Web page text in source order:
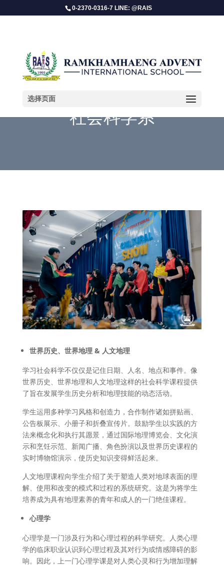
0-2370-0316-7 LINE: @RAIS
选择页面
社会科学系
世界历史、世界地理& 人文地理
学习社会科学不仅仅是记住日期、人名、地点和事件。像
世界历史、世界地理和人文地理这样的社会科学课程提供
了旨在发展学生历史分析和地理技能的动态活动。
学生运用多种学习风格和创造力，合作制作诸如拼贴画、
公告板展示、小册子和折叠宣传片。鼓励学生以实践的方
法来概念化和执行其愿景，通过国际地理博览会、文化演
示和烹饪示范、新闻广播、角色扮演以及世界历史课程的
实时博物馆演示，使历史知识变得鲜活起来。
人文地理课程向学生介绍了关于塑造人类对地球表面的理
解、使用和改变的模式和过程的系统研究。这是为将学生
培养成为具有地理素养的青年和成人的一门绝佳课程。
心理学
心理学是一门涉及行为和心理过程的科学研究。人类心理
学的临床职业认识到心理过程及其对行为或情感障碍的影
响。因此，上一门心理学课是对人类心灵和行为增加理解